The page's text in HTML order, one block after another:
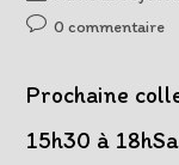
de
Post0 commentaire
Prochaine
15h30 à